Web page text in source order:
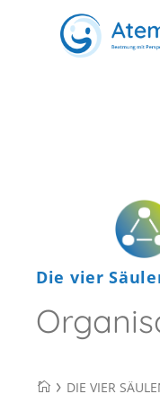
Die vier
DIE VIER